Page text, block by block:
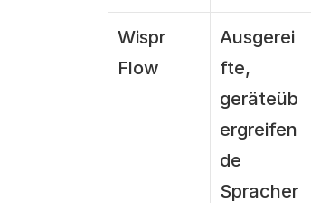
Wispr
Flow
Ausgerei
fte,
geräteüb
ergreifen
de
Spracher